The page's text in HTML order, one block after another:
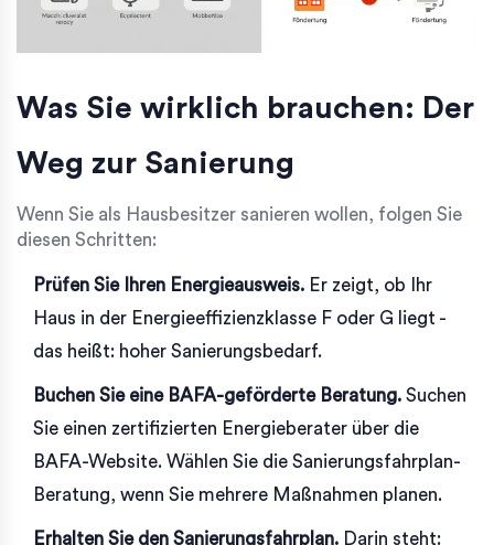
Was Sie wirklich brauchen: Der
Weg zur Sanierung
Wenn Sie als Hausbesitzer sanieren wollen, folgen Sie
diesen Schritten:
Prüfen Sie Ihren Energieausweis. Er zeigt, ob Ihr
Haus in der Energieeffizienzklasse F oder G liegt -
das heißt: hoher Sanierungsbedarf.
Buchen Sie eine BAFA-geförderte Beratung. Suchen
Sie einen zertifizierten Energieberater über die
BAFA-Website. Wählen Sie die Sanierungsfahrplan-
Beratung, wenn Sie mehrere Maßnahmen planen.
Erhalten Sie den Sanierungsfahrplan. Darin steht: